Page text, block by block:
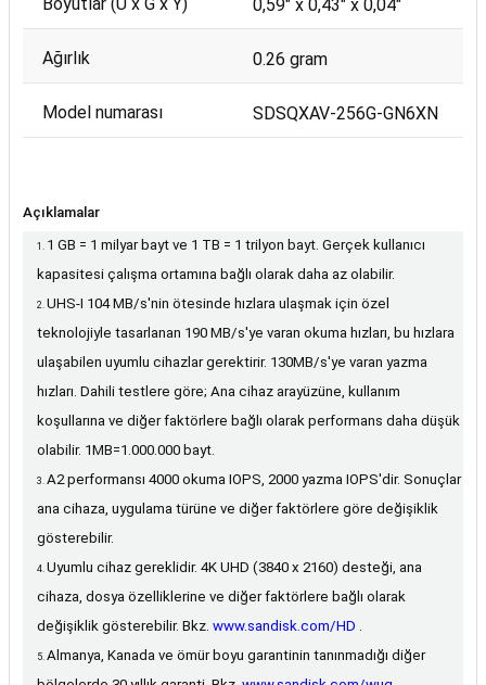
0,59" x 0,43" x 0,04"
Ağırlık 0.26 gram
Model numarası SDSQXAV-256G-GN6XN
Açıklamalar
1 GB = 1 milyar bayt ve 1 TB = 1 trilyon bayt. Gerçek kullanıcı
kapasitesi çalışma ortamına bağlı olarak daha az olabilir.
UHS-I 104 MB/s'nin ötesinde hızlara ulaşmak için özel
teknolojiyle tasarlanan 190 MB/s'ye varan okuma hızları, bu hızlara
ulaşabilen uyumlu cihazlar gerektirir. 130MB/s'ye varan yazma
hızları. Dahili testlere göre; Ana cihaz arayüzüne, kullanım
koşullarına ve diğer faktörlere bağlı olarak performans daha düşük
olabilir. 1MB=1.000.000 bayt.
A2 performansı 4000 okuma IOPS, 2000 yazma IOPS'dir. Sonuçlar
ana cihaza, uygulama türüne ve diğer faktörlere göre değişiklik
gösterebilir.
Uyumlu cihaz gereklidir. 4K UHD (3840 x 2160) desteği, ana
cihaza, dosya özelliklerine ve diğer faktörlere bağlı olarak
değişiklik gösterebilir. Bkz. www.sandisk.com/HD .
Almanya, Kanada ve ömür boyu garantinin tanınmadığı diğer